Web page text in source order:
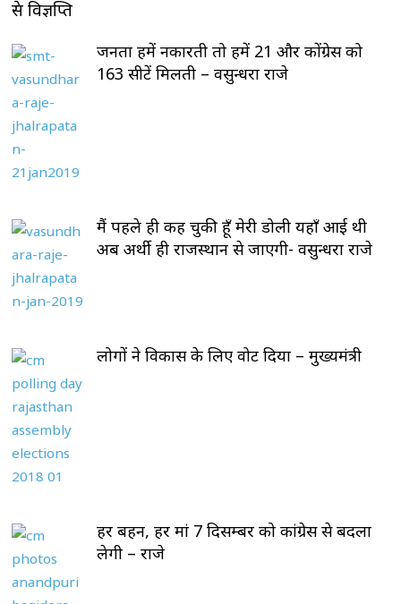
प्रेस विज्ञप्ति
जनता हमें नकारती तो हमें 21 और कोंग्रेस को
163 सीटें मिलती – वसुन्धरा राजे
मैं पहले ही कह चुकी हूँ मेरी डोली यहाँ आई थी
अब अर्थी ही राजस्थान से जाएगी- वसुन्धरा राजे
लोगों ने विकास के लिए वोट दिया – मुख्यमंत्री
हर बहन, हर मां 7 दिसम्बर को कांग्रेस से बदला
लेगी – राजे